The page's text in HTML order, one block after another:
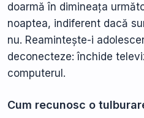
doarmă în dimineața
noaptea, indiferent dacă
nu. Reamintește-i
deconecteze: închide
computerul.
Cum recunosc o